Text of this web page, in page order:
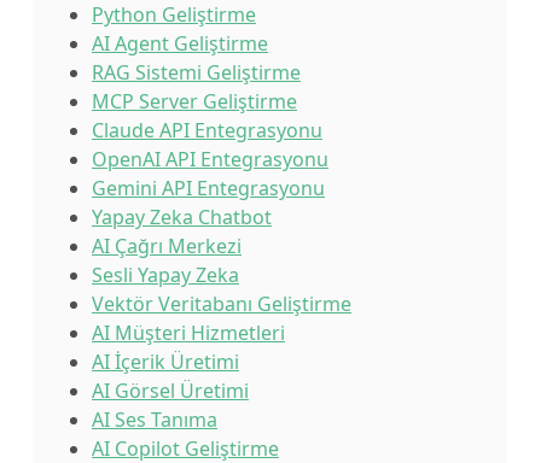
Python Geliştirme
AI Agent Geliştirme
RAG Sistemi Geliştirme
MCP Server Geliştirme
Claude API Entegrasyonu
OpenAI API Entegrasyonu
Gemini API Entegrasyonu
Yapay Zeka Chatbot
AI Çağrı Merkezi
Sesli Yapay Zeka
Vektör Veritabanı Geliştirme
AI Müşteri Hizmetleri
AI İçerik Üretimi
AI Görsel Üretimi
AI Ses Tanıma
AI Copilot Geliştirme